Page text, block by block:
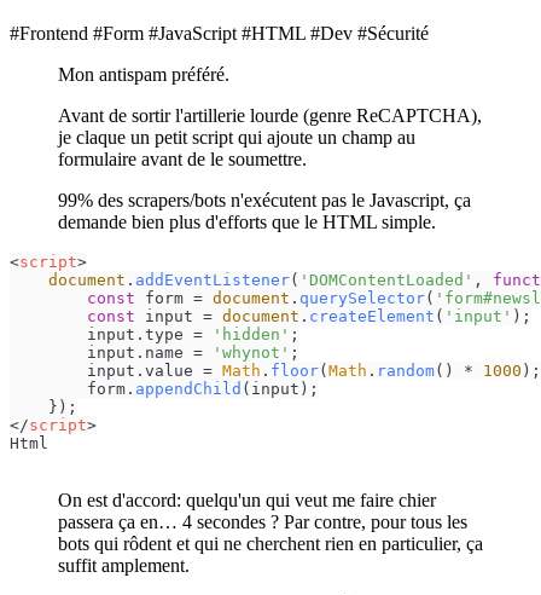
#Frontend #Form #JavaScript #HTML #Dev #Sécurité
Mon antispam préféré.
Avant de sortir l'artillerie lourde (genre ReCAPTCHA),
je claque un petit script qui ajoute un champ au
formulaire avant de le soumettre.
99% des scrapers/bots n'exécutent pas le Javascript, ça
demande bien plus d'efforts que le HTML simple.
<script>
document . addEventListener( 'DOMContentLoaded' ,
const form = document . querySelector(
const input = document . createElement ( 'input' );
        input.
type = 'hidden' ;
        input.
name = 'whynot' ;
        input.
value = Math . floor( Math . random() * 1000 );
        form.
appendChild (input);
</script>
Html
On est d'accord: quelqu'un qui veut me faire chier
passera ça en… 4 secondes ? Par contre, pour tous les
bots qui rôdent et qui ne cherchent rien en particulier, ça
suffit amplement.